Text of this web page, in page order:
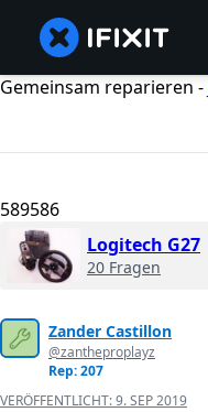
Gemeinsam reparieren -
589586
Logitech G27
20 Fragen
Zander Castillon
@zantheproplayz
Rep: 207
VERÖFFENTLICHT:9. SEP 2019